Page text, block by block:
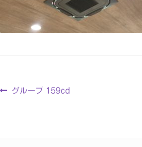
グループ 159cd